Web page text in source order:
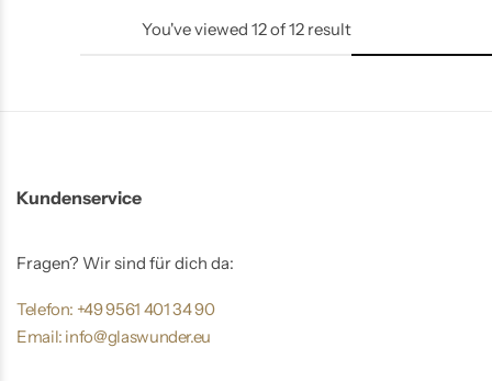
You've viewed 12of12 result
Kundenservice
Fragen? Wir sind für dich da:
Telefon: +49 9561 401 34 90
Email: info@glaswunder.eu